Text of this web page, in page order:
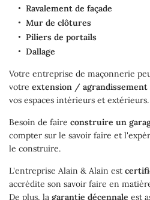
Ravalement de façade
Mur de clôtures
Piliers de portails
Dallage
Votre entreprise de maçonnerie
votre extension / agrandissement
vos espaces intérieurs et extérieurs.
Besoin de faire construire un
compter sur le savoir faire et
le construire.
L'entreprise Alain & Alain est
accrédite son savoir faire en
De plus, la garantie décennale est